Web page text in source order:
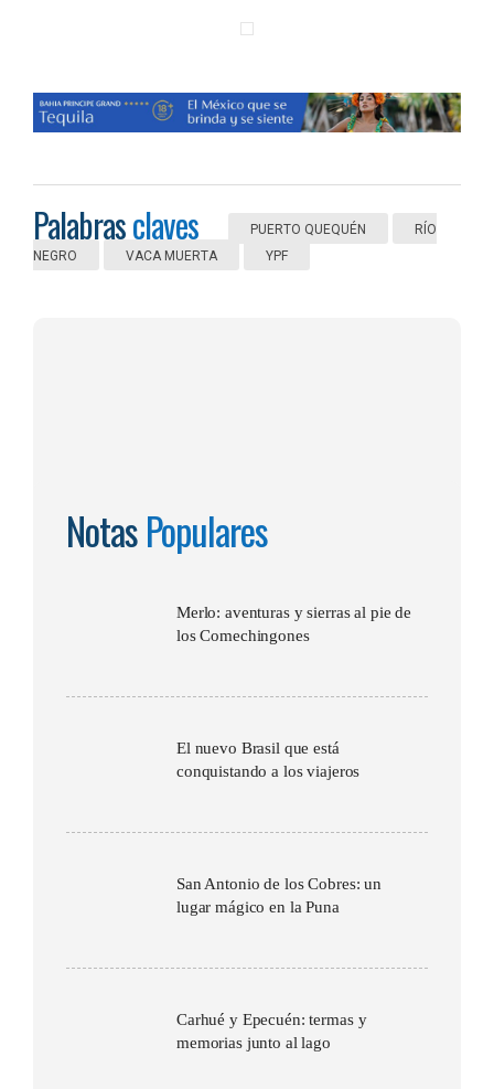
Palabrasclaves PUERTO QUEQUÉN
RÍO
NEGRO
VACA MUERTA YPF
NotasPopulares
Merlo: aventuras y sierras al pie de
los Comechingones
El nuevo Brasil que está
conquistando a los viajeros
San Antonio de los Cobres: un
lugar mágico en la Puna
Carhué y Epecuén: termas y
memorias junto al lago